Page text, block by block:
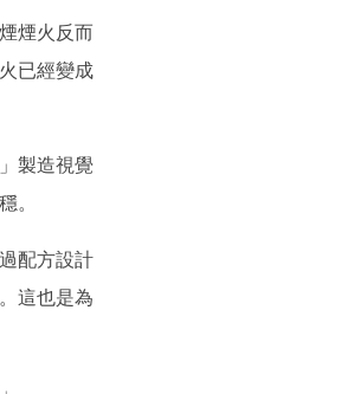
煙火反而
已經變成
製造視覺
。
配方設計
這也是為